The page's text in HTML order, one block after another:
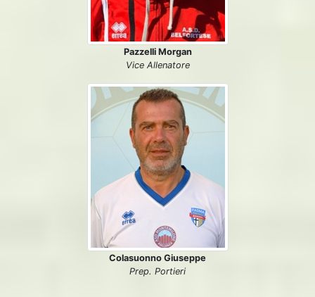
Pazzelli Morgan
Vice Allenatore
Colasuonno Giuseppe
Prep. Portieri